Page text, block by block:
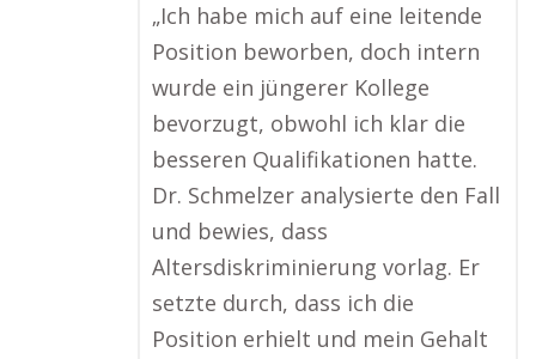
„Ich habe mich auf eine leitende
Position beworben, doch intern
wurde ein jüngerer Kollege
bevorzugt, obwohl ich klar die
besseren Qualifikationen hatte.
Dr. Schmelzer analysierte den Fall
und bewies, dass
Altersdiskriminierung vorlag. Er
setzte durch, dass ich die
Position erhielt und mein Gehalt